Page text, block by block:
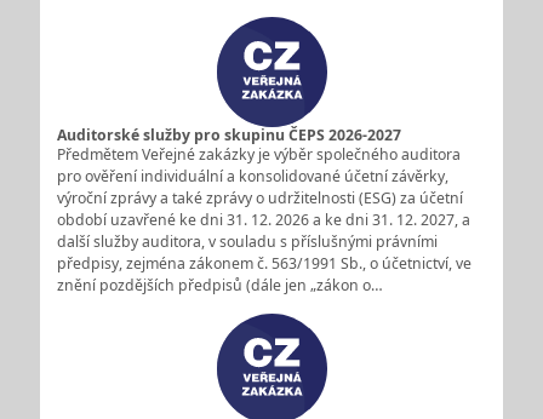
Auditorské služby pro skupinu ČEPS 2026-2027
Předmětem Veřejné zakázky je výběr společného auditora
pro ověření individuální a konsolidované účetní závěrky,
výroční zprávy a také zprávy o udržitelnosti (ESG) za účetní
období uzavřené ke dni 31. 12. 2026 a ke dni 31. 12. 2027, a
další služby auditora, v souladu s příslušnými právními
předpisy, zejména zákonem č. 563/1991 Sb., o účetnictví, ve
znění pozdějších předpisů (dále jen „zákon o…